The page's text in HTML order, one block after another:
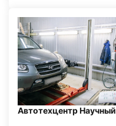
Автотехцентр Научный